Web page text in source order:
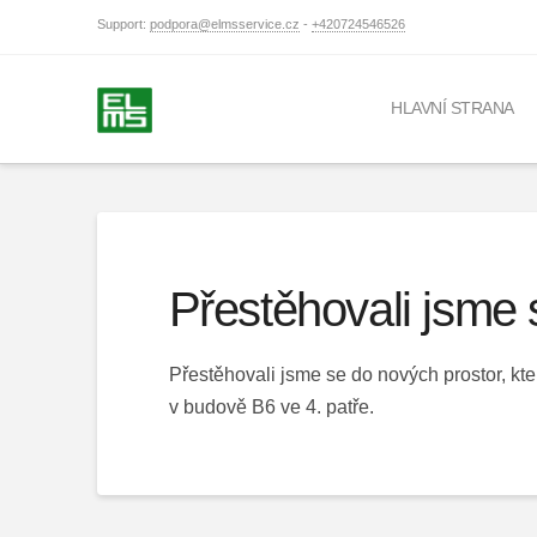
Support: podpora@elmsservice.cz - +420724546526
HLAVNÍ STRANA
Přestěhovali jsme
Přestěhovali jsme se do nových prostor,
v budově B6 ve 4. patře.